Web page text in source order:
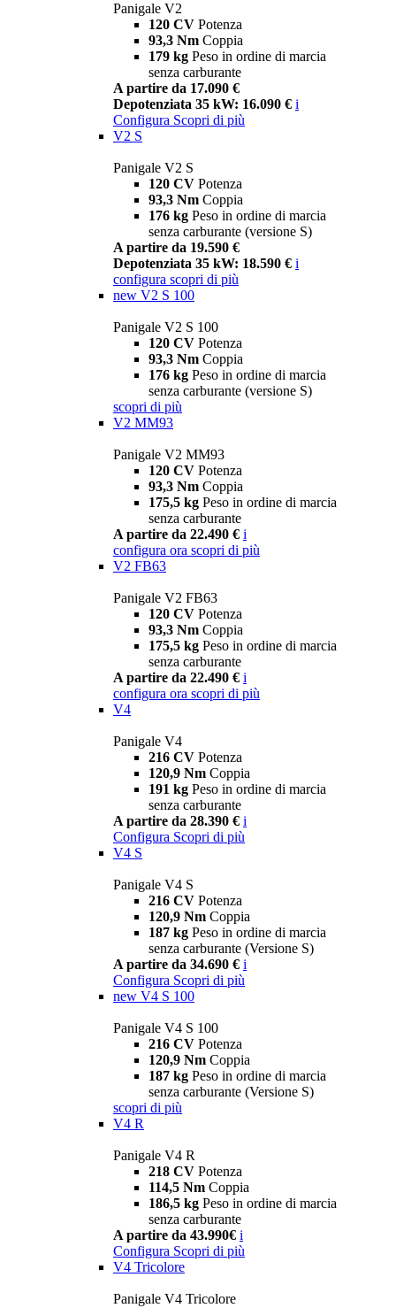
Panigale V2
120 CV Potenza
93,3 Nm Coppia
179 kg Peso in ordine di marcia
senza carburante
A partire da 17.090 €
Depotenziata 35 kW: 16.090 € i
Configura Scopri di più
V2 S
Panigale V2 S
120 CV Potenza
93,3 Nm Coppia
176 kg Peso in ordine di marcia
senza carburante (versione S)
A partire da 19.590 €
Depotenziata 35 kW: 18.590 € i
configura scopri di più
new V2 S 100
Panigale V2 S 100
120 CV Potenza
93,3 Nm Coppia
176 kg Peso in ordine di marcia
senza carburante (versione S)
scopri di più
V2 MM93
Panigale V2 MM93
120 CV Potenza
93,3 Nm Coppia
175,5 kg Peso in ordine di marcia
senza carburante
A partire da 22.490 € i
configura ora scopri di più
V2 FB63
Panigale V2 FB63
120 CV Potenza
93,3 Nm Coppia
175,5 kg Peso in ordine di marcia
senza carburante
A partire da 22.490 € i
configura ora scopri di più
V4
Panigale V4
216 CV Potenza
120,9 Nm Coppia
191 kg Peso in ordine di marcia
senza carburante
A partire da 28.390 € i
Configura Scopri di più
V4 S
Panigale V4 S
216 CV Potenza
120,9 Nm Coppia
187 kg Peso in ordine di marcia
senza carburante (Versione S)
A partire da 34.690 € i
Configura Scopri di più
new V4 S 100
Panigale V4 S 100
216 CV Potenza
120,9 Nm Coppia
187 kg Peso in ordine di marcia
senza carburante (Versione S)
scopri di più
V4 R
Panigale V4 R
218 CV Potenza
114,5 Nm Coppia
186,5 kg Peso in ordine di marcia
senza carburante
A partire da 43.990€ i
Configura Scopri di più
V4 Tricolore
Panigale V4 Tricolore